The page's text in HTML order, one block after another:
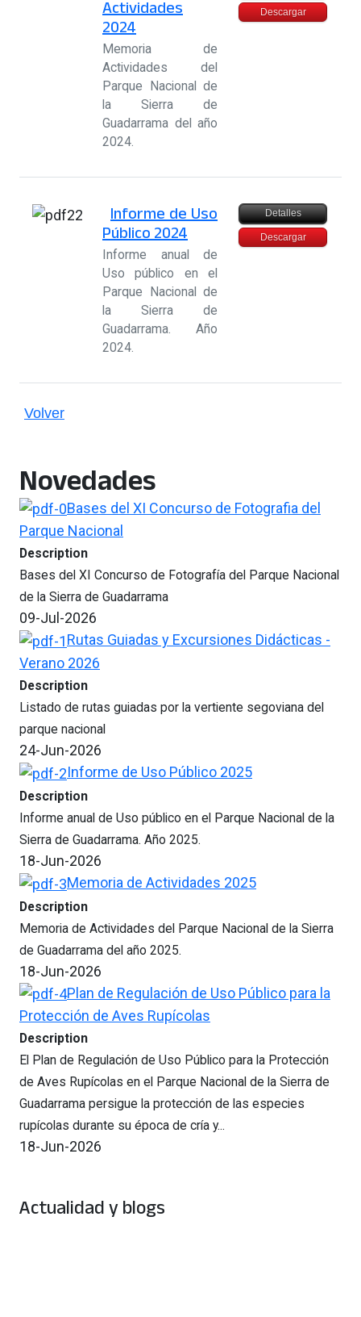
Actividades
2024
Memoria de
Actividades del
Parque Nacional de
la Sierra de
Guadarrama del año
2024.
Descargar
Informe de Uso
Público 2024
Informe anual de
Uso público en el
Parque Nacional de
la Sierra de
Guadarrama. Año
2024.
Detalles
Descargar
Volver
Novedades
Bases del XI Concurso de Fotografia del
Parque Nacional
Description
Bases del XI Concurso de Fotografía del Parque Nacional
de la Sierra de Guadarrama
09-Jul-2026
Rutas Guiadas y Excursiones Didácticas -
Verano 2026
Description
Listado de rutas guiadas por la vertiente segoviana del
parque nacional
24-Jun-2026
Informe de Uso Público 2025
Description
Informe anual de Uso público en el Parque Nacional de la
Sierra de Guadarrama. Año 2025.
18-Jun-2026
Memoria de Actividades 2025
Description
Memoria de Actividades del Parque Nacional de la Sierra
de Guadarrama del año 2025.
18-Jun-2026
Plan de Regulación de Uso Público para la
Protección de Aves Rupícolas
Description
El Plan de Regulación de Uso Público para la Protección
de Aves Rupícolas en el Parque Nacional de la Sierra de
Guadarrama persigue la protección de las especies
rupícolas durante su época de cría y...
18-Jun-2026
Actualidad y blogs